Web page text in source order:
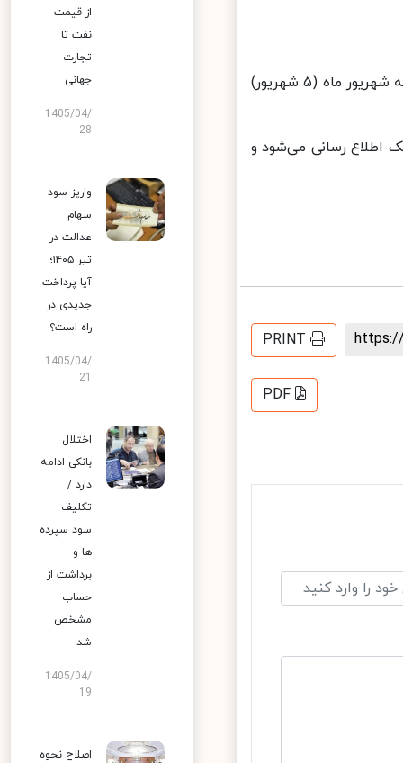
عضو کابینه دوازدهم درباره عرضه دارایی دوم، تصریح کرد: نخستین چهارشنبه شهریور ماه (۵ شهریور)
اطلاع رسانی می‌شود و
PRINT
PDF
از قیمت
نفت تا
تجارت
جهانی
1405/04/
28
واریز سود
سهام
عدالت در
تیر ۱۴۰۵؛
آیا پرداخت
جدیدی در
راه است؟
1405/04/
اختلال
بانکی ادامه
دارد /
تکلیف
سود سپرده
ها و
برداشت از
حساب
مشخص
شد
1405/04/
19
اصلاح نحوه